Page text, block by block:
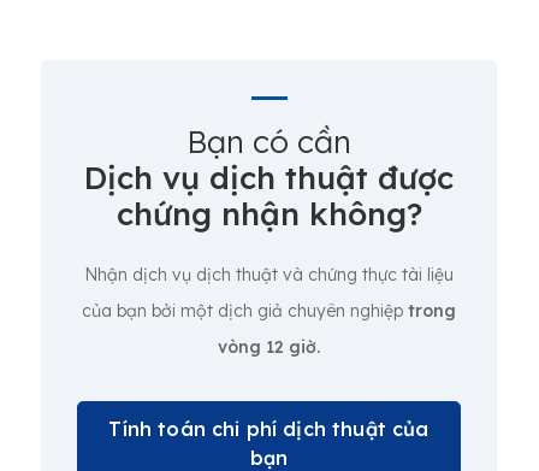
Bạn có cần
Dịch vụ dịch thuật được
chứng nhận không?
Nhận dịch vụ dịch thuật và chứng thực tài liệu
của bạn bởi một dịch giả chuyên nghiệp trong
vòng 12 giờ.
Tính toán chi phí dịch thuật của
bạn